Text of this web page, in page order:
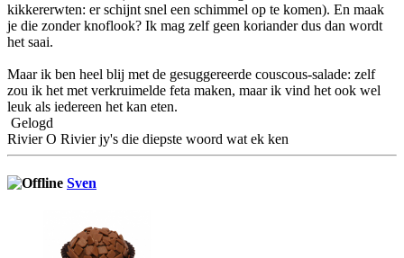
kikkererwten: er schijnt snel een schimmel op te komen). En maak
je die zonder knoflook? Ik mag zelf geen koriander dus dan wordt
het saai.
Maar ik ben heel blij met de gesuggereerde couscous-salade: zelf
zou ik het met verkruimelde feta maken, maar ik vind het ook wel
leuk als iedereen het kan eten.
Gelogd
Rivier O Rivier jy's die diepste woord wat ek ken
Sven